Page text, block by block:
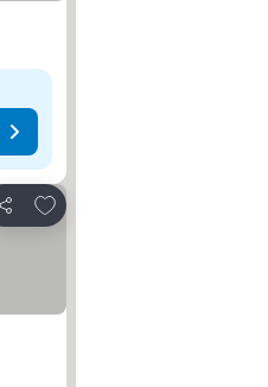
Teilen
Zu Favoriten hinzufügen